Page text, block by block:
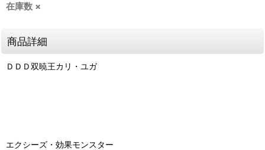
在庫数 ×
商品詳細
ＤＤＤ双暁王カリ・ユガ
エクシーズ・効果モンスター